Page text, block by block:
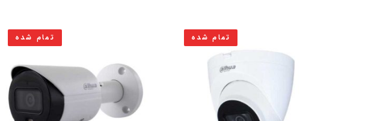
تمام شده تمام شده